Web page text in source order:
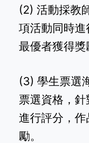
(2) 活動採教
項活動同時進
最優者獲得獎
(3) 學生票選
票選資格，
進行評分，
勵。